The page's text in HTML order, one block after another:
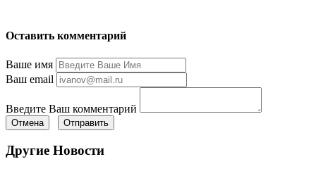
Оставить комментарий
Ваше имя
Ваш email
Введите Ваш комментарий
Отмена Отправить
Другие Новости